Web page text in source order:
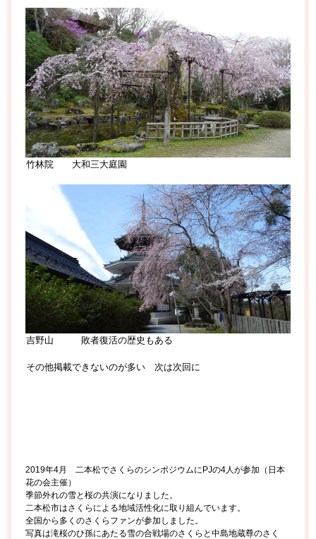
竹林院 大和三大庭園
吉野山 敗者復活の歴史もある
その他掲載できないのが多い 次は次回に
2019年4月 二本松でさくらのシンポジウムにPJの4人が参加（日本
花の会主催）
季節外れの雪と桜の共演になりました。
二本松市はさくらによる地域活性化に取り組んでいます。
全国から多くのさくらファンが参加しました。
写真は滝桜のひ孫にあたる雪の合戦場のさくらと中島地蔵尊のさく